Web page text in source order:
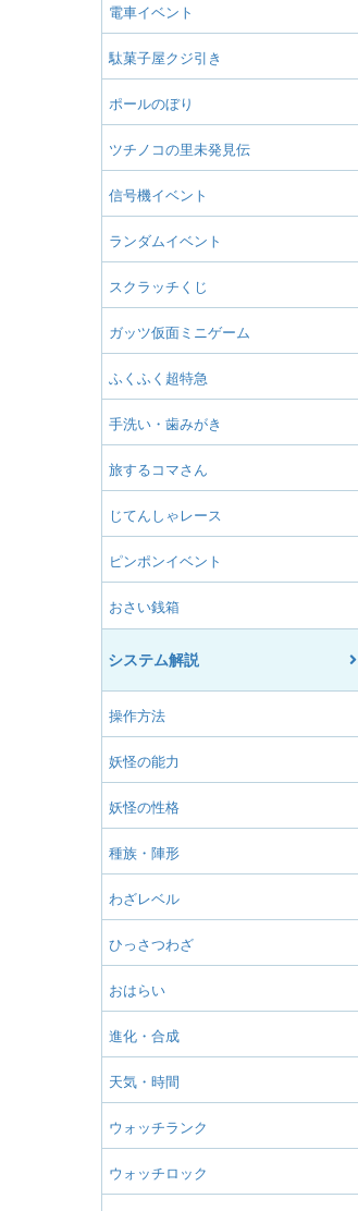
電車イベント
駄菓子屋クジ引き
ポールのぼり
ツチノコの里未発見伝
信号機イベント
ランダムイベント
スクラッチくじ
ガッツ仮面ミニゲーム
ふくふく超特急
手洗い・歯みがき
旅するコマさん
じてんしゃレース
ピンポンイベント
おさい銭箱
システム解説
操作方法
妖怪の能力
妖怪の性格
種族・陣形
わざレベル
ひっさつわざ
おはらい
進化・合成
天気・時間
ウォッチランク
ウォッチロック